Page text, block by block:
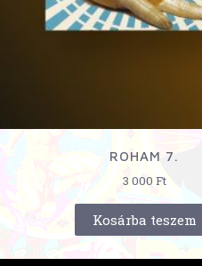
ROHAM 7.
3 000 Ft
Kosárba teszem